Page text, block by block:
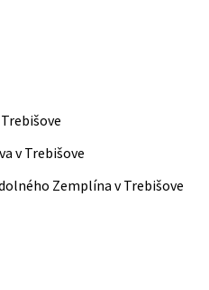
v Trebišove
Zemplína v Trebišove